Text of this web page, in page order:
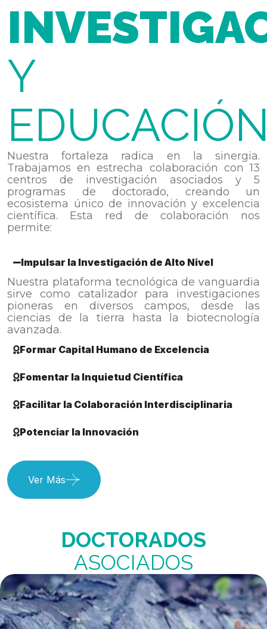
Y
Nuestra fortaleza radica en la sinergia.
Trabajamos en estrecha colaboración con 13
centros de investigación asociados y 5
programas de doctorado, creando un
ecosistema único de innovación y excelencia
científica. Esta red de colaboración nos
permite:
Impulsar la Investigación de Alto Nivel
Nuestra plataforma tecnológica de vanguardia
sirve como catalizador para investigaciones
pioneras en diversos campos, desde las
ciencias de la tierra hasta la biotecnología
avanzada.
Formar Capital Humano de Excelencia
Fomentar la Inquietud Científica
Facilitar la Colaboración Interdisciplinaria
Potenciar la Innovación
Ver Más
DOCTORADOS
ASOCIADOS